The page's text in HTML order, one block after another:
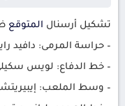
تشكيل أرسنال المتوقع
– حراسة المرمى: دافيد
– خط الدفاع: لويس
– وسط الملعب: